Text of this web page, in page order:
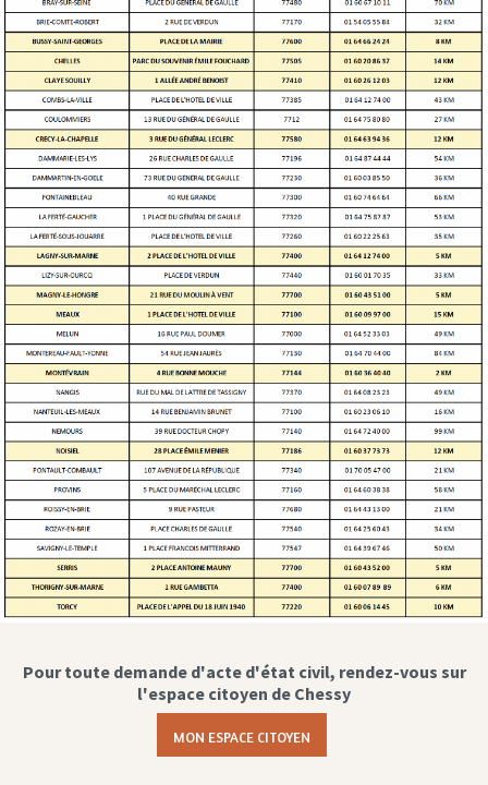
Pour toute demande d'acte d'état civil, rendez-vous sur
l'espace citoyen de Chessy
MON ESPACE CITOYEN